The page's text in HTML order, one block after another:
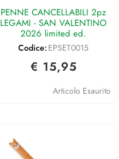
PENNE CANCELLABILI 2pz
LEGAMI - SAN VALENTINO
2026 limited ed.
Codice: EPSET0015
€ 15,95
Articolo Esaurito